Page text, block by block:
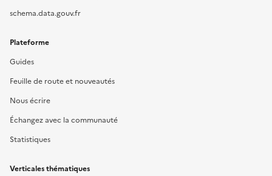
schema.data.gouv.fr
Plateforme
Guides
Feuille de route et nouveautés
Nous écrire
Échangez avec la communauté
Statistiques
Verticales thématiques